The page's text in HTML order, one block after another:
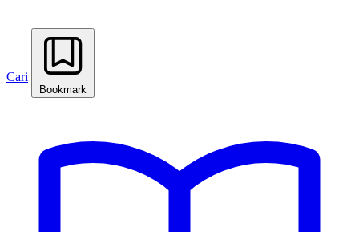
Cari
Bookmark